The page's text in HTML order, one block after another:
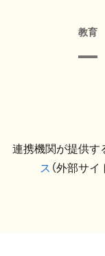
教育
連携機関が提供す
ス （外部サ